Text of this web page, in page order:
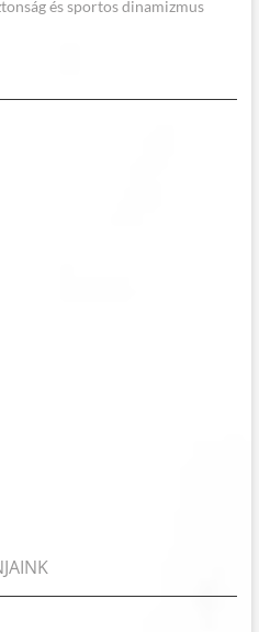
és sportos dinamizmus